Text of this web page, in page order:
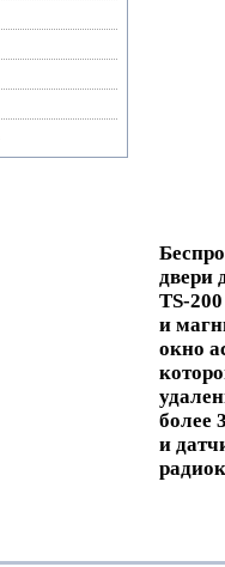
двери
TS-
и
окно
более
и